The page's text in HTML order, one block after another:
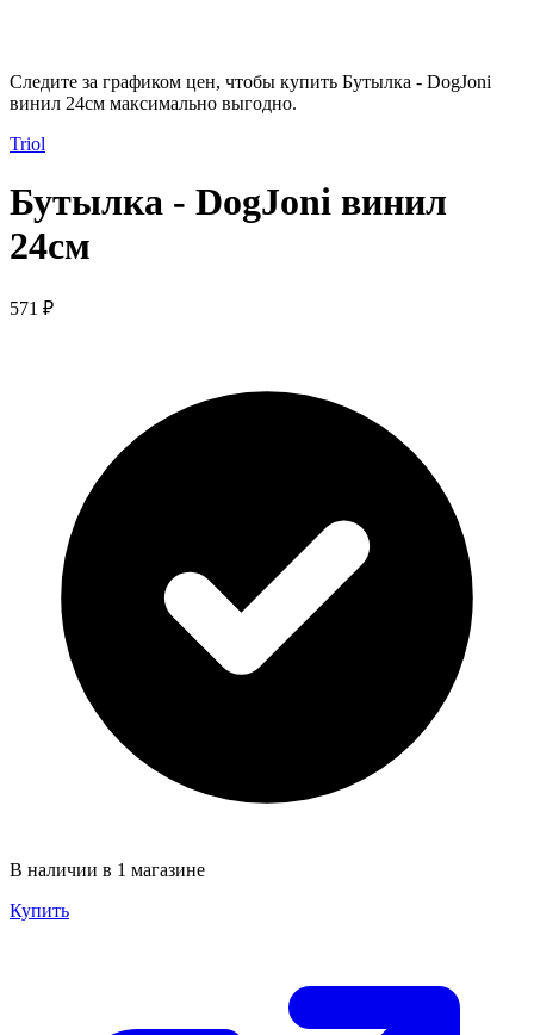
Следите за графиком цен, чтобы купить Бутылка - DogJoni
винил 24см максимально выгодно.
Triol
Бутылка - DogJoni винил
24см
571 ₽
В наличии в 1 магазине
Купить